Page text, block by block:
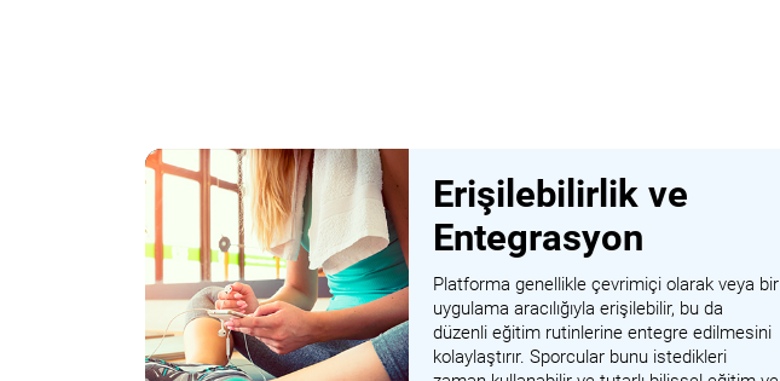
Erişilebilirlik ve
Entegrasyon
Platforma genellikle çevrimiçi olarak veya bir
uygulama aracılığıyla erişilebilir, bu da
düzenli eğitim rutinlerine entegre edilmesini
kolaylaştırır. Sporcular bunu istedikleri